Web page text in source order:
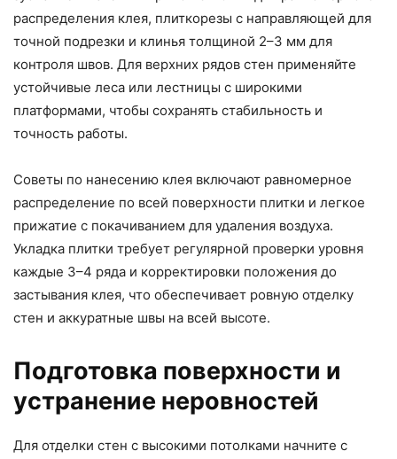
распределения клея, плиткорезы с направляющей для
точной подрезки и клинья толщиной 2–3 мм для
контроля швов. Для верхних рядов стен применяйте
устойчивые леса или лестницы с широкими
платформами, чтобы сохранять стабильность и
точность работы.
Советы по нанесению клея включают равномерное
распределение по всей поверхности плитки и легкое
прижатие с покачиванием для удаления воздуха.
Укладка плитки требует регулярной проверки уровня
каждые 3–4 ряда и корректировки положения до
застывания клея, что обеспечивает ровную отделку
стен и аккуратные швы на всей высоте.
Подготовка поверхности и
устранение неровностей
Для отделки стен с высокими потолками начните с